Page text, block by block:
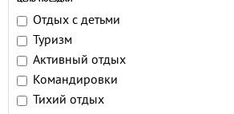
Отдых с детьми
Туризм
Активный отдых
Командировки
Тихий отдых